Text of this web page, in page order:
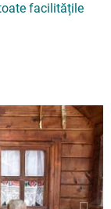
facilitățile